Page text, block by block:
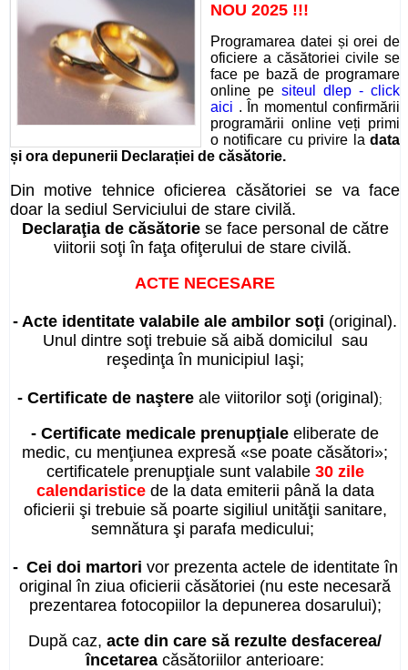
NOU 2025 !!!
Programarea datei și orei de
oficiere a căsătoriei civile se
face pe bază de programare
online pe siteul dlep - click
aici . În momentul confirmării
programării online veți primi
o notificare cu privire la data
și ora depunerii Declarației de căsătorie.
Din motive tehnice oficierea căsătoriei se va face
doar la sediul Serviciului de stare civilă.
Declaraţia de căsătoriese face personal de către
viitorii soţi în faţa ofiţerului de stare civilă.
ACTE NECESARE
- Acte identitate valabile ale ambilor soţi (original).
Unul dintre soţi trebuie să aibă domicilul sau
reşedinţa în municipiul Iaşi;
- Certificate de naştere ale viitorilor soţi (original );
- Certificate medicale prenupţiale eliberate de
medic, cu menţiunea expresă «se poate căsători»;
certificatele prenupţiale sunt valabile 30zile
calendaristicede la data emiterii până la data
oficierii şi trebuie să poarte sigiliul unităţii sanitare,
semnătura şi parafa medicului;
- Cei doi martori vor prezenta actele de identitate în
original în ziua oficierii căsătoriei (nu este necesară
prezentarea fotocopiilor la depunerea dosarului);
După caz, acte din care să rezulte desfacerea/
încetarea căsătoriilor anterioare: